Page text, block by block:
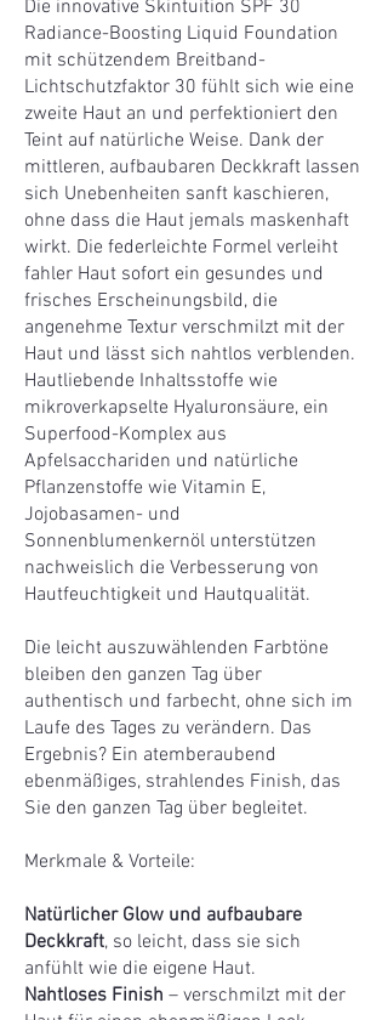
i
t
e
r
r
Die innovative Skintuition SPF 30
Radiance-Boosting Liquid Foundation
mit schützendem Breitband-
Lichtschutzfaktor 30 fühlt sich wie eine
zweite Haut an und perfektioniert den
Teint auf natürliche Weise. Dank der
mittleren, aufbaubaren Deckkraft lassen
sich Unebenheiten sanft kaschieren,
ohne dass die Haut jemals maskenhaft
wirkt. Die federleichte Formel verleiht
fahler Haut sofort ein gesundes und
frisches Erscheinungsbild, die
angenehme Textur verschmilzt mit der
Haut und lässt sich nahtlos verblenden.
Hautliebende Inhaltsstoffe wie
mikroverkapselte Hyaluronsäure, ein
Superfood-Komplex aus
Apfelsacchariden und natürliche
Pflanzenstoffe wie Vitamin E,
Jojobasamen- und
Sonnenblumenkernöl unterstützen
nachweislich die Verbesserung von
Hautfeuchtigkeit und Hautqualität.
Die leicht auszuwählenden Farbtöne
bleiben den ganzen Tag über
authentisch und farbecht, ohne sich im
Laufe des Tages zu verändern. Das
Ergebnis? Ein atemberaubend
ebenmäßiges, strahlendes Finish, das
Sie den ganzen Tag über begleitet.
Merkmale & Vorteile:
Natürlicher Glow und aufbaubare
Deckkraft, so leicht, dass sie sich
anfühlt wie die eigene Haut.
Nahtloses Finish – verschmilzt mit der